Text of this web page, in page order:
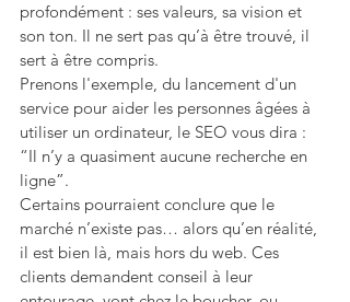
profondément : ses valeurs, sa vision et
son ton. Il ne sert pas qu’à être trouvé, il
sert à être compris.
Prenons l'exemple, du lancement d'un
service pour aider les personnes âgées à
utiliser un ordinateur, le SEO vous dira :
“Il n’y a quasiment aucune recherche en
ligne”.
Certains pourraient conclure que le
marché n’existe pas… alors qu’en réalité,
il est bien là, mais hors du web. Ces
clients demandent conseil à leur